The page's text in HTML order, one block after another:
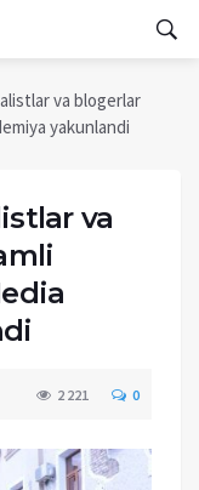
va blogerlar
yakunlandi
va
2 221 0